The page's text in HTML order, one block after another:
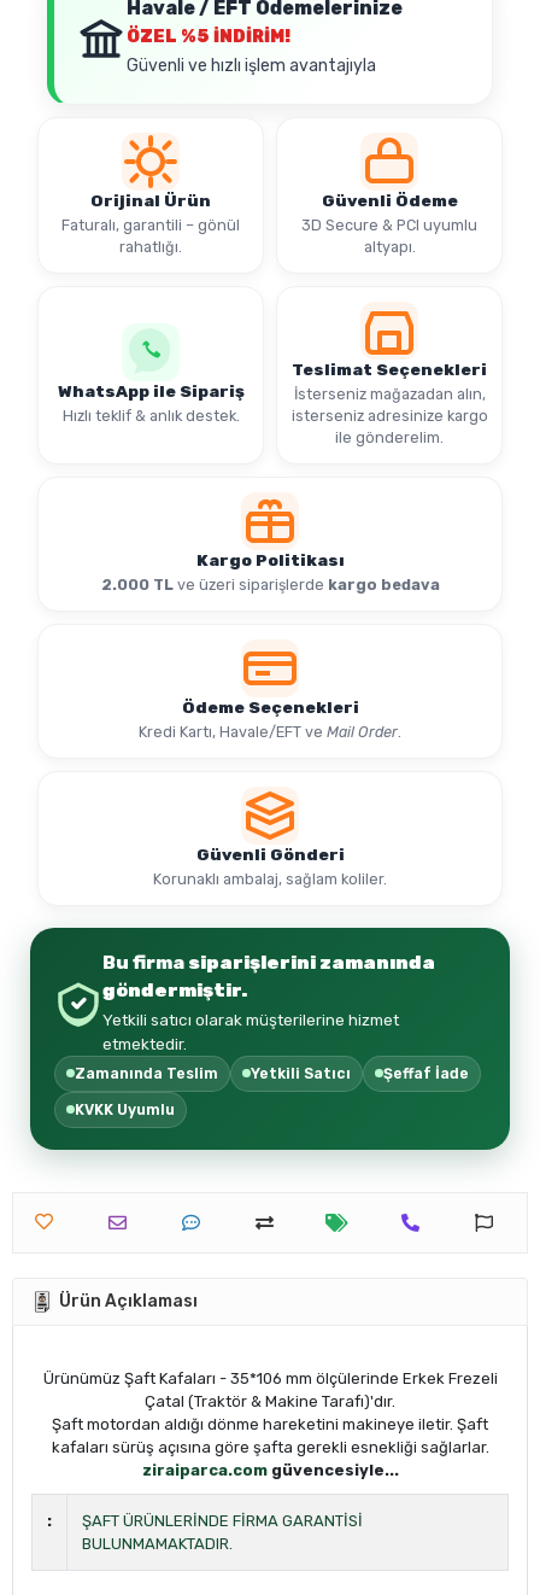
Havale / EFT Ödemelerinize
ÖZEL %5 İNDİRİM!
Güvenli ve hızlı işlem avantajıyla
Orijinal Ürün
Faturalı, garantili – gönül
rahatlığı.
Güvenli Ödeme
3D Secure & PCI uyumlu
altyapı.
WhatsApp ile Sipariş
Hızlı teklif & anlık destek.
Teslimat Seçenekleri
İsterseniz mağazadan alın,
isterseniz adresinize kargo
ile gönderelim.
Kargo Politikası
2.000 TLve üzeri siparişlerde kargo bedava
Ödeme Seçenekleri
Kredi Kartı, Havale/EFT ve Mail Order
Güvenli Gönderi
Korunaklı ambalaj, sağlam koliler.
Bu firma siparişlerini zamanında
göndermiştir.
Yetkili satıcı olarak müşterilerine hizmet
etmektedir.
Zamanında Teslim Yetkili Satıcı Şeffaf İade
KVKK Uyumlu
Ürün Açıklaması
Ürünümüz Şaft Kafaları - 35*106 mm ölçülerinde Erkek Frezeli
Çatal (Traktör & Makine Tarafı)'dır.
Şaft motordan aldığı dönme hareketini makineye iletir. Şaft
kafaları sürüş açısına göre şafta gerekli esnekliği sağlarlar.
ziraiparca.comgüvencesiyle...
:
ŞAFT ÜRÜNLERİNDE FİRMA GARANTİSİ
BULUNMAMAKTADIR.